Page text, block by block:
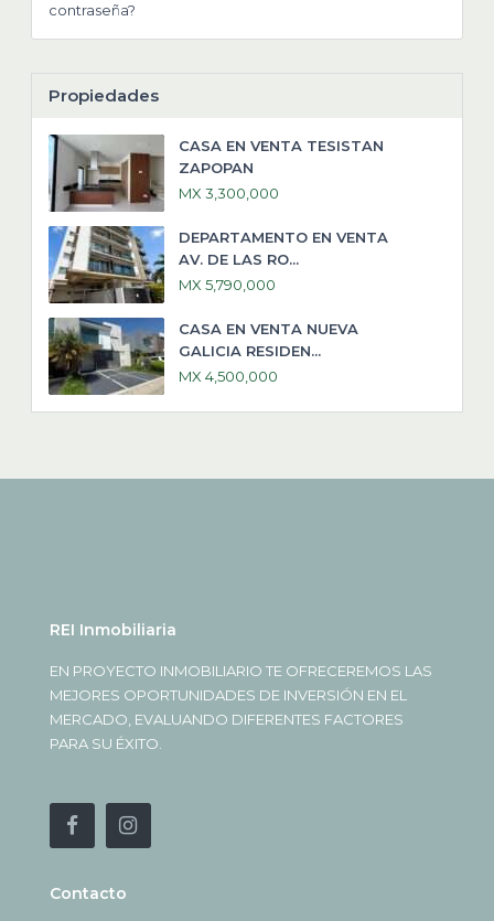
contraseña?
Propiedades
CASA EN VENTA TESISTAN
ZAPOPAN
MX 3,300,000
DEPARTAMENTO EN VENTA
AV. DE LAS RO...
MX 5,790,000
CASA EN VENTA NUEVA
GALICIA RESIDEN...
MX 4,500,000
REI Inmobiliaria
EN PROYECTO INMOBILIARIO TE OFRECEREMOS LAS
MEJORES OPORTUNIDADES DE INVERSIÓN EN EL
MERCADO, EVALUANDO DIFERENTES FACTORES
PARA SU ÉXITO.
Contacto